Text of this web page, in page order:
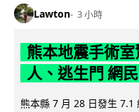
Lawton 3 小時
熊本地震手術
人、逃生門 網
熊本縣 7 月 28 日發生 7.1